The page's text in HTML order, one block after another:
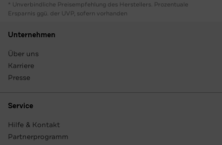
* Unverbindliche Preisempfehlung des Herstellers. Prozentuale
Ersparnis ggü. der UVP, sofern vorhanden
Unternehmen
Über uns
Karriere
Presse
Service
Hilfe & Kontakt
Partnerprogramm